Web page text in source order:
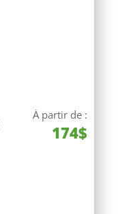
À partir de :
174$